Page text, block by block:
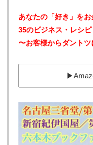
あなたの「好き」をお
35のビジネス・レシピ‬
〜お客様からダント